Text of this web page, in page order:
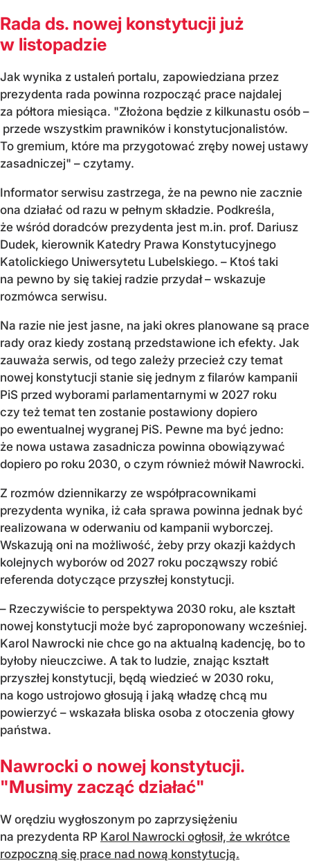
Rada ds. nowej konstytucji już
w listopadzie
Jak wynika z ustaleń portalu, zapowiedziana przez
prezydenta rada powinna rozpocząć prace najdalej
za półtora miesiąca. "Złożona będzie z kilkunastu osób –
przede wszystkim prawników i konstytucjonalistów.
To gremium, które ma przygotować zręby nowej ustawy
zasadniczej" – czytamy.
Informator serwisu zastrzega, że na pewno nie zacznie
ona działać od razu w pełnym składzie. Podkreśla,
że wśród doradców prezydenta jest m.in. prof. Dariusz
Dudek, kierownik Katedry Prawa Konstytucyjnego
Katolickiego Uniwersytetu Lubelskiego. – Ktoś taki
na pewno by się takiej radzie przydał – wskazuje
rozmówca serwisu.
Na razie nie jest jasne, na jaki okres planowane są prace
rady oraz kiedy zostaną przedstawione ich efekty. Jak
zauważa serwis, od tego zależy przecież czy temat
nowej konstytucji stanie się jednym z filarów kampanii
PiS przed wyborami parlamentarnymi w 2027 roku
czy też temat ten zostanie postawiony dopiero
po ewentualnej wygranej PiS. Pewne ma być jedno:
że nowa ustawa zasadnicza powinna obowiązywać
dopiero po roku 2030, o czym również mówił Nawrocki.
Z rozmów dziennikarzy ze współpracownikami
prezydenta wynika, iż cała sprawa powinna jednak być
realizowana w oderwaniu od kampanii wyborczej.
Wskazują oni na możliwość, żeby przy okazji każdych
kolejnych wyborów od 2027 roku począwszy robić
referenda dotyczące przyszłej konstytucji.
– Rzeczywiście to perspektywa 2030 roku, ale kształt
nowej konstytucji może być zaproponowany wcześniej.
Karol Nawrocki nie chce go na aktualną kadencję, bo to
byłoby nieuczciwe. A tak to ludzie, znając kształt
przyszłej konstytucji, będą wiedzieć w 2030 roku,
na kogo ustrojowo głosują i jaką władzę chcą mu
powierzyć – wskazała bliska osoba z otoczenia głowy
państwa.
Nawrocki o nowej konstytucji.
"Musimy zacząć działać"
W orędziu wygłoszonym po zaprzysiężeniu
na prezydenta RP Karol Nawrocki ogłosił, że wkrótce
rozpoczną się prace nad nową konstytucją.